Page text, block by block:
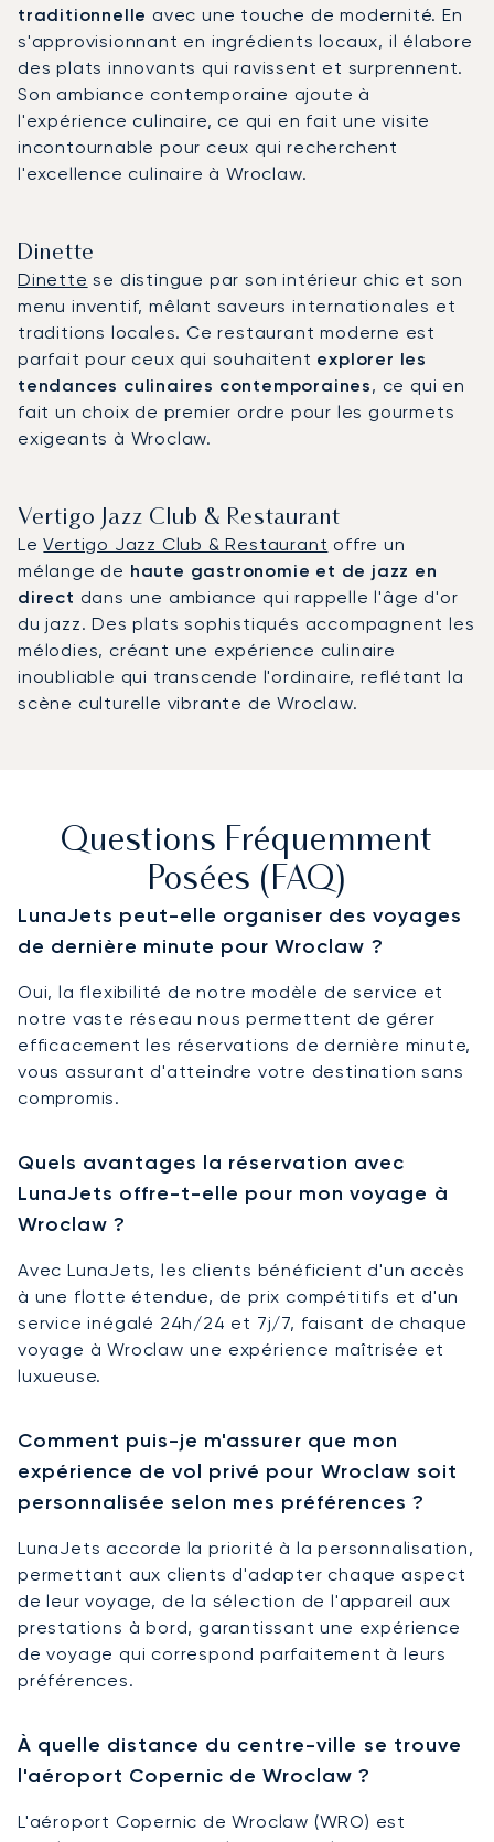
traditionnelle avec une touche de modernité. En
s'approvisionnant en ingrédients locaux, il élabore
des plats innovants qui ravissent et surprennent.
Son ambiance contemporaine ajoute à
l'expérience culinaire, ce qui en fait une visite
incontournable pour ceux qui recherchent
l'excellence culinaire à Wroclaw.
Dinette
Dinette se distingue par son intérieur chic et son
menu inventif, mêlant saveurs internationales et
traditions locales. Ce restaurant moderne est
parfait pour ceux qui souhaitent explorer les
tendances culinaires contemporaines, ce qui en
fait un choix de premier ordre pour les gourmets
exigeants à Wroclaw.
Vertigo Jazz Club & Restaurant
LeVertigo Jazz Club & Restaurant offre un
mélange de haute gastronomie et de jazz en
direct dans une ambiance qui rappelle l'âge d'or
du jazz. Des plats sophistiqués accompagnent les
mélodies, créant une expérience culinaire
inoubliable qui transcende l'ordinaire, reflétant la
scène culturelle vibrante de Wroclaw.
Questions Fréquemment
Posées (FAQ)
LunaJets peut-elle organiser des voyages
de dernière minute pour Wroclaw ?
Oui, la flexibilité de notre modèle de service et
notre vaste réseau nous permettent de gérer
efficacement les réservations de dernière minute,
vous assurant d'atteindre votre destination sans
compromis.
Quels avantages la réservation avec
LunaJets offre-t-elle pour mon voyage à
Wroclaw ?
Avec LunaJets, les clients bénéficient d'un accès
à une flotte étendue, de prix compétitifs et d'un
service inégalé 24h/24 et 7j/7, faisant de chaque
voyage à Wroclaw une expérience maîtrisée et
luxueuse.
Comment puis-je m'assurer que mon
expérience de vol privé pour Wroclaw soit
personnalisée selon mes préférences ?
LunaJets accorde la priorité à la personnalisation,
permettant aux clients d'adapter chaque aspect
de leur voyage, de la sélection de l'appareil aux
prestations à bord, garantissant une expérience
de voyage qui correspond parfaitement à leurs
préférences.
À quelle distance du centre-ville se trouve
l'aéroport Copernic de Wroclaw ?
L'aéroport Copernic de Wroclaw (WRO) est